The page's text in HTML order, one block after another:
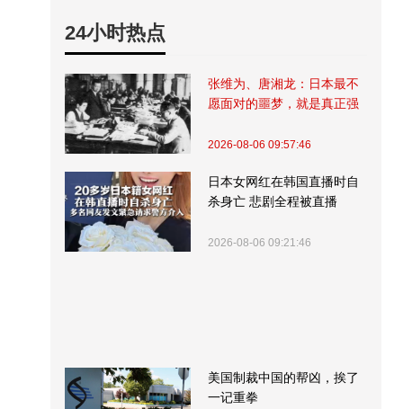
24小时热点
张维为、唐湘龙：日本最不
愿面对的噩梦，就是真正强
2026-08-06 09:57:46
日本女网红在韩国直播时自
杀身亡 悲剧全程被直播
2026-08-06 09:21:46
美国制裁中国的帮凶，挨了
一记重拳